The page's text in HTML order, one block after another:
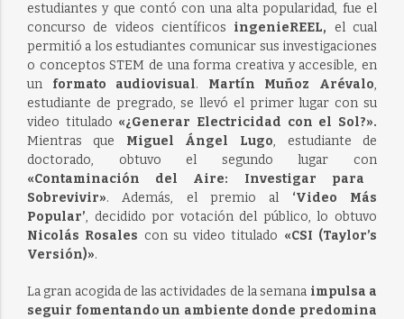
estudiantes y que contó con una alta popularidad, fue el
concurso de videos científicos ingenieREEL, el cual
permitió a los estudiantes comunicar sus investigaciones
o conceptos STEM de una forma creativa y accesible, en
un formato audiovisual. Martín Muñoz Arévalo,
estudiante de pregrado, se llevó el primer lugar con su
video titulado «¿Generar Electricidad con el Sol?».
Mientras que Miguel Ángel Lugo, estudiante de
doctorado, obtuvo el segundo lugar con
«Contaminación del Aire: Investigar para
Sobrevivir». Además, el premio al ‘Video Más
Popular’, decidido por votación del público, lo obtuvo
Nicolás Rosales con su video titulado «CSI (Taylor’s
Versión)».
La gran acogida de las actividades de la semana impulsa a
seguir fomentando un ambiente donde predomina